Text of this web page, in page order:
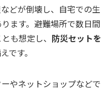
どが倒壊し、自宅での生
ます。避難場所で数日間
も想定し、 防災セットを
です。
やネットショップなどで